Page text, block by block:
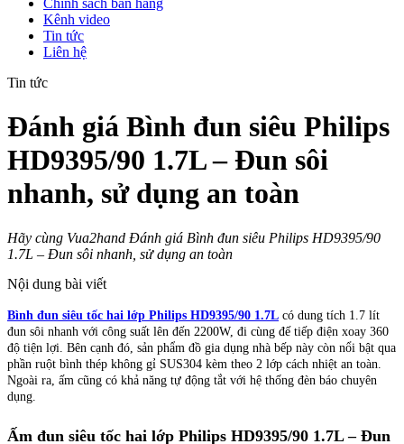
Chính sách bán hàng
Kênh video
Tin tức
Liên hệ
Tin tức
Đánh giá Bình đun siêu Philips
HD9395/90 1.7L – Đun sôi
nhanh, sử dụng an toàn
Hãy cùng Vua2hand Đánh giá Bình đun siêu Philips HD9395/90
1.7L – Đun sôi nhanh, sử dụng an toàn
Nội dung bài viết
Bình đun siêu tốc hai lớp Philips HD9395/90 1.7L có dung tích 1.7 lít
đun sôi nhanh với công suất lên đến 2200W, đi cùng đế tiếp điện xoay 360
độ tiện lợi. Bên cạnh đó, sản phẩm đồ gia dụng nhà bếp này còn nổi bật qua
phần ruột bình thép không gỉ SUS304 kèm theo 2 lớp cách nhiệt an toàn.
Ngoài ra, ấm cũng có khả năng tự động tắt với hệ thống đèn báo chuyên
dụng.
Ấm đun siêu tốc hai lớp Philips HD9395/90 1.7L – Đun